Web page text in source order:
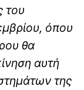
του
όπου
θα
αυτή
της